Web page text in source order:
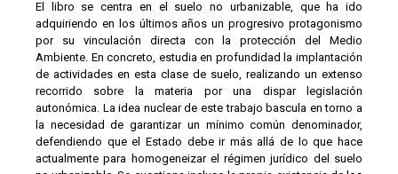
El libro se centra en el suelo no urbanizable, que ha ido
adquiriendo en los últimos años un progresivo protagonismo
por su vinculación directa con la protección del Medio
Ambiente. En concreto, estudia en profundidad la implantación
de actividades en esta clase de suelo, realizando un extenso
recorrido sobre la materia por una dispar legislación
autonómica. La idea nuclear de este trabajo bascula en torno a
la necesidad de garantizar un mínimo común denominador,
defendiendo que el Estado debe ir más allá de lo que hace
actualmente para homogeneizar el régimen jurídico del suelo